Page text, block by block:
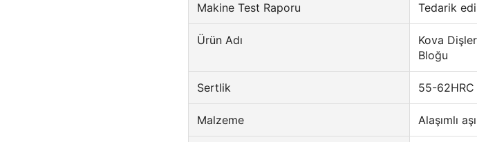
Makine Test Raporu Tedarik
Ürün Adı
Kova
Bloğu
Sertlik 55-62HRC
Malzeme Alaşımlı